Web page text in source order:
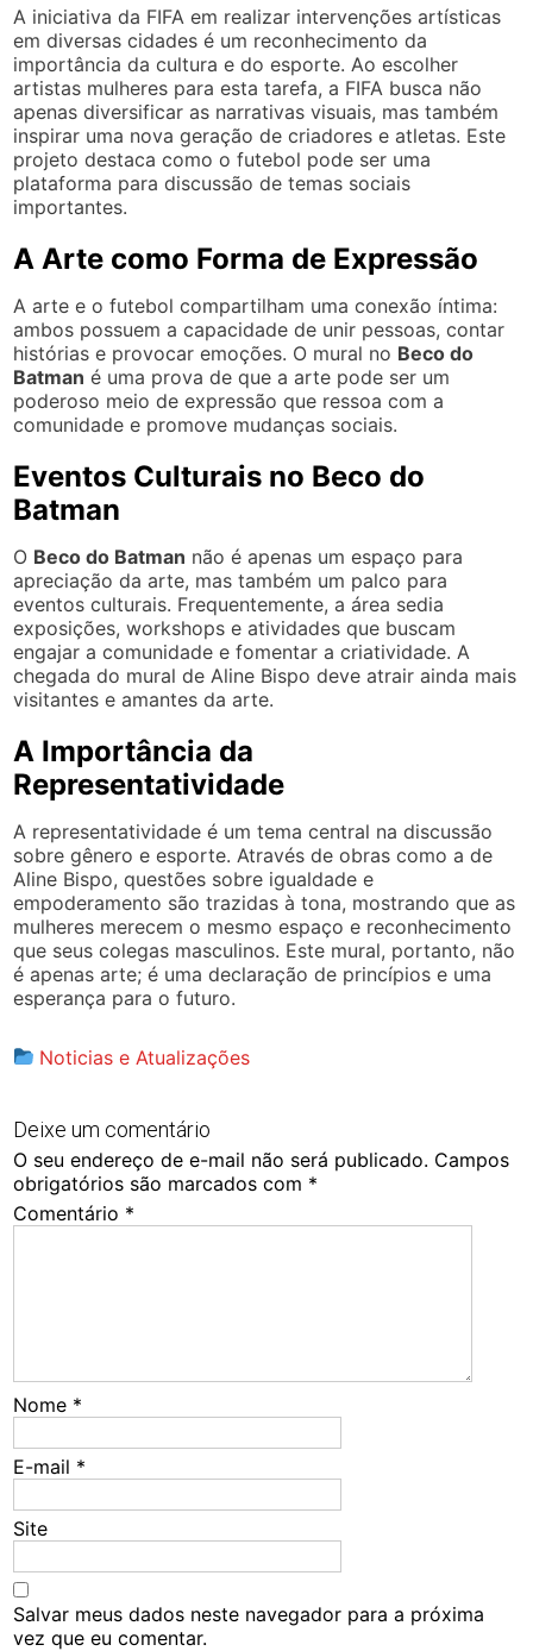
A iniciativa da FIFA em realizar intervenções artísticas
em diversas cidades é um reconhecimento da
importância da cultura e do esporte. Ao escolher
artistas mulheres para esta tarefa, a FIFA busca não
apenas diversificar as narrativas visuais, mas também
inspirar uma nova geração de criadores e atletas. Este
projeto destaca como o futebol pode ser uma
plataforma para discussão de temas sociais
importantes.
A Arte como Forma de Expressão
A arte e o futebol compartilham uma conexão íntima:
ambos possuem a capacidade de unir pessoas, contar
histórias e provocar emoções. O mural no Beco do
Batman é uma prova de que a arte pode ser um
poderoso meio de expressão que ressoa com a
comunidade e promove mudanças sociais.
Eventos Culturais no Beco do
Batman
O Beco do Batman não é apenas um espaço para
apreciação da arte, mas também um palco para
eventos culturais. Frequentemente, a área sedia
exposições, workshops e atividades que buscam
engajar a comunidade e fomentar a criatividade. A
chegada do mural de Aline Bispo deve atrair ainda mais
visitantes e amantes da arte.
A Importância da
Representatividade
A representatividade é um tema central na discussão
sobre gênero e esporte. Através de obras como a de
Aline Bispo, questões sobre igualdade e
empoderamento são trazidas à tona, mostrando que as
mulheres merecem o mesmo espaço e reconhecimento
que seus colegas masculinos. Este mural, portanto, não
é apenas arte; é uma declaração de princípios e uma
esperança para o futuro.
Noticias e Atualizações
Deixe um comentário
O seu endereço de e-mail não será publicado. Campos
obrigatórios são marcados com *
Comentário *
Nome *
E-mail *
Site
Salvar meus dados neste navegador para a próxima
vez que eu comentar.